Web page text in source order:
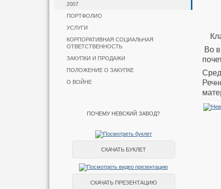
2007
ПОРТФОЛИО
УСЛУГИ
КОРПОРАТИВНАЯ СОЦИАЛЬНАЯ
ОТВЕТСТВЕННОСТЬ
ЗАКУПКИ И ПРОДАЖИ
ПОЛОЖЕНИЕ О ЗАКУПКЕ
О ВОЙНЕ
ПОЧЕМУ НЕВСКИЙ ЗАВОД?
СКАЧАТЬ БУКЛЕТ
СКАЧАТЬ ПРЕЗЕНТАЦИЮ
Класс
Во